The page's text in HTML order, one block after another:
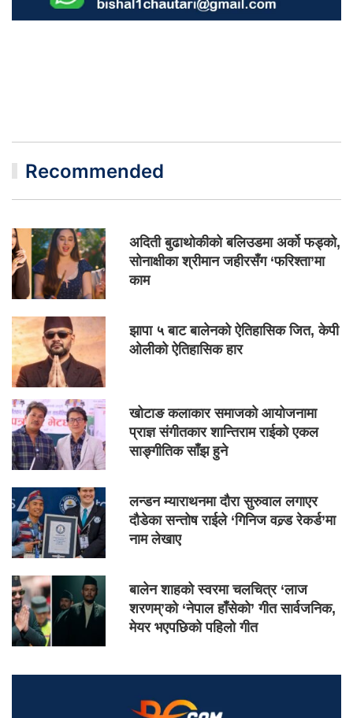
Recommended
अदिती बुढाथोकीको बलिउडमा अर्को फड्को,
सोनाक्षीका श्रीमान जहीरसँग ‘फरिश्ता’मा
काम
झापा ५ बाट बालेनको ऐतिहासिक जित, केपी
ओलीको ऐतिहासिक हार
खोटाङ कलाकार समाजको आयोजनामा
प्राज्ञ संगीतकार शान्तिराम राईको एकल
साङ्गीतिक साँझ हुने
लन्डन म्याराथनमा दौरा सुरुवाल लगाएर
दौडेका सन्तोष राईले ‘गिनिज वल्र्ड रेकर्ड’मा
नाम लेखाए
बालेन शाहको स्वरमा चलचित्र ‘लाज
शरणम्’को ‘नेपाल हाँसेको’ गीत सार्वजनिक,
मेयर भएपछिको पहिलो गीत